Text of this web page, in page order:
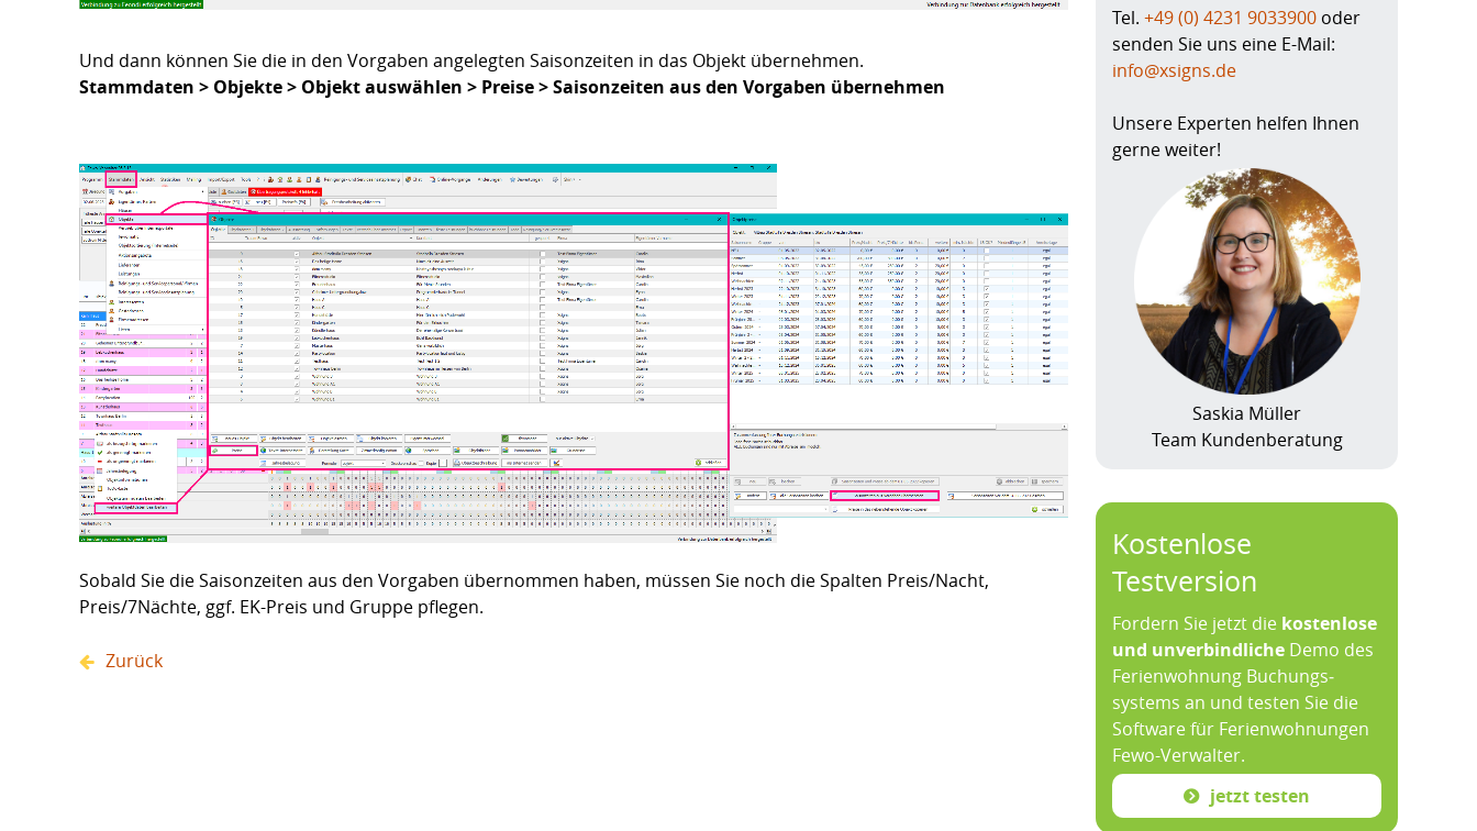
Und dann können Sie die in den Vorgaben angelegten Saisonzeiten in das Objekt übernehmen.
Stammdaten > Objekte > Objekt auswählen > Preise > Saisonzeiten aus den Vorgaben übernehmen
Sobald Sie die Saisonzeiten aus den Vorgaben übernommen haben, müssen Sie noch die Spalten Preis/Nacht,
Preis/7Nächte, ggf. EK-Preis und Gruppe pflegen.
Zurück
Tel. +49 (0) 4231 9033900 oder
senden Sie uns eine E-Mail:
info@xsigns.de
Unsere Experten helfen Ihnen
gerne weiter!
Saskia Müller
Team Kundenberatung
Kostenlose
Testversion
Fordern Sie jetzt die kosten­lose
und un­ver­bind­liche Demo des
Ferien­wohnung Buchungs­
systems an und testen Sie die
Soft­ware für Ferien­wohnungen
Fewo-­Verwalter.
jetzt testen